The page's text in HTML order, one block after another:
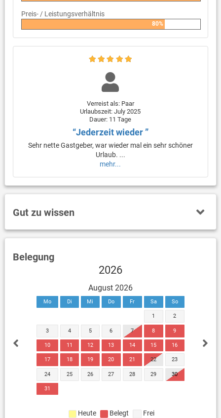
Preis- / Leistungsverhältnis
80%
Verreist als: Paar
Urlaubszeit: July 2025
Dauer: 11 Tage
“Jederzeit wieder ”
Sehr nette Gastgeber, war wieder mal ein sehr schöner
Urlaub. ...
mehr...
Gut zu wissen
Belegung
2026
August 2026
Mo Di Mi Do Fr Sa So
1 2
3 4 5 6 7 8 9
10 11 12 13 14 15 16
17 18 19 20 21 22 23
24 25 26 27 28 29 30
31
Heute Belegt
Frei